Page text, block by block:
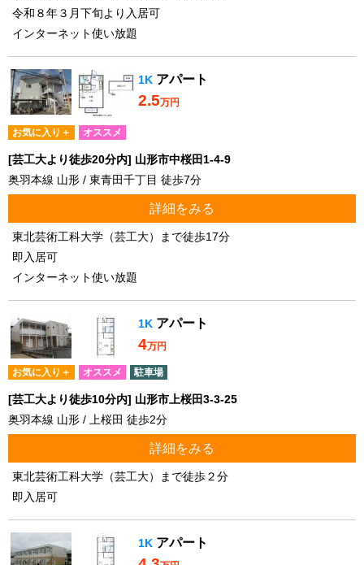
令和８年３月下旬より入居可
インターネット使い放題
1K アパート
2.5万円
お気に入り＋ オススメ
[芸工大より徒歩20分内] 山形市中桜田1-4-9
奥羽本線 山形 / 東青田千丁目 徒歩7分
詳細をみる
東北芸術工科大学（芸工大）まで徒歩17分
即入居可
インターネット使い放題
1K アパート
4万円
お気に入り＋ オススメ 駐車場
[芸工大より徒歩10分内] 山形市上桜田3-3-25
奥羽本線 山形 / 上桜田 徒歩2分
詳細をみる
東北芸術工科大学（芸工大）まで徒歩２分
即入居可
1K アパート